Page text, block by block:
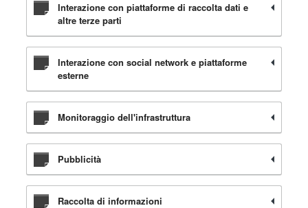
Interazione con piattaforme di raccolta dati e
altre terze parti
Interazione con social network e piattaforme
esterne
Monitoraggio dell'infrastruttura
Pubblicità
Raccolta di informazioni